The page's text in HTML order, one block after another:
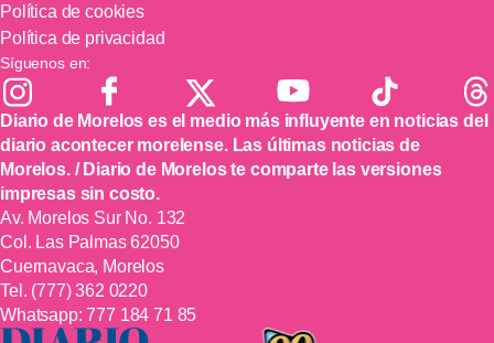
Política de cookies
Política de privacidad
Síguenos en:
Diario de Morelos es el medio más influyente en noticias del
diario acontecer morelense. Las últimas noticias de
Morelos. / Diario de Morelos te comparte las versiones
impresas sin costo.
Av. Morelos Sur No. 132
Col. Las Palmas 62050
Cuernavaca, Morelos
Tel. (777) 362 0220
Whatsapp:777 184 71 85